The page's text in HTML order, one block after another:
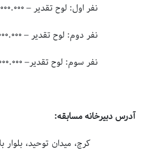
نفر اول: لوح تقدیر – ۲۰.۰۰۰.۰۰۰ ریال جایزه نقدی
نفر دوم: لوح تقدیر – ۱۰.۰۰۰.۰۰۰ ریال جایزه نقدی
نفر سوم: لوح تقدیر– ۸.۰۰۰.۰۰۰ ریال جایزه نقدی
آدرس دبیرخانه مسابقه:
کرج، میدان توحید، بلوار